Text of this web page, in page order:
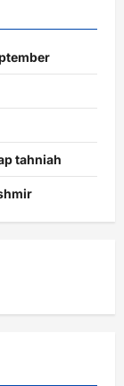
tahniah